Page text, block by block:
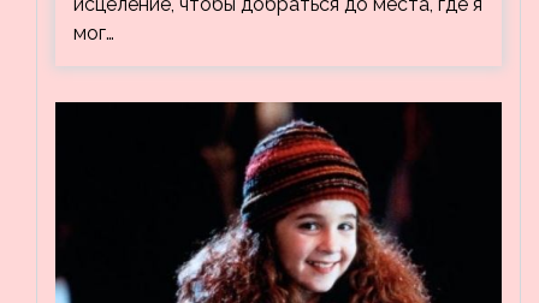
мог…